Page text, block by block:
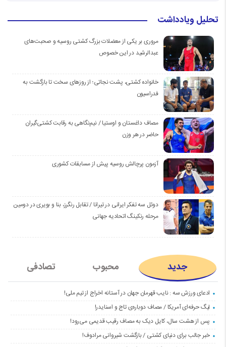
تحلیل ویادداشت
مروری بر یکی از معضلات بزرگ کشتی روسیه و صحبت‌های
عبدالرشید در این خصوص
خانواده کشتی، پشت نجاتی؛ از روزهای سخت تا بازگشت به
فدراسیون
مصاف داغستان و اوستیا / نیم‌نگاهی به رقابت کشتی‌گیران
حاضر در هر وزن
آزمون پرچالش روسیه پیش از مسابقات کشوری
دوئل سه تفکر ایرانی در تیرانا / تقابل رنگرز، بنا و بویری در دومین
مرحله رنکینگ اتحادیه جهانی
جدید محبوب تصادفی
ادعای ورزش سه : نایب قهرمان جهان در آستانه اخراج از تیم ملی!
لیگ حرفه‌ای آمریکا / مصاف دوباره‌ی تاج و اسنایدر!
پس از هشت سال، کایل دیک به مصاف رقیب قدیمی می‌رود!
خبر جالب برای دنیای کشتی / بازگشت شیروانی مرادوف!